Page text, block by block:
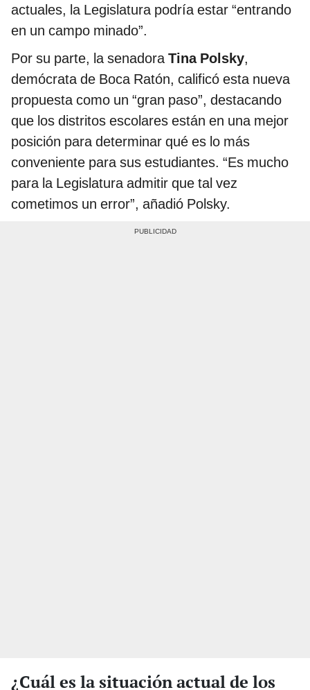
actuales, la Legislatura podría estar “entrando
en un campo minado”.
Por su parte, la senadoraTina Polsky,
demócrata de Boca Ratón, calificó esta nueva
propuesta como un “gran paso”, destacando
que los distritos escolares están en una mejor
posición para determinar qué es lo más
conveniente para sus estudiantes. “Es mucho
para la Legislatura admitir que tal vez
cometimos un error”, añadió Polsky.
¿Cuál es la situación actual de los